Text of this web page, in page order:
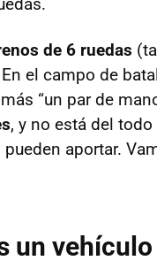
de 6 ruedas
el campo de
“un par de
, y no está del
aportar.
un